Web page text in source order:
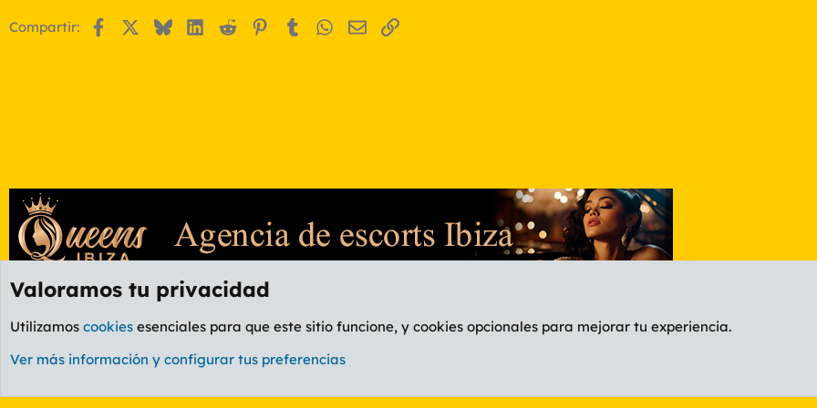
Compartir: FacebookBlueskyLinkedIn
Reddit Pinterest
Tumblr WhatsApp
EmailEnlace
Foro Ocio y Cultura
Valoramos tu privacidad
Utilizamos cookies esenciales para que este sitio funcione, y cookies opcionales para mejorar tu experiencia.
Ver más información y configurar tus preferencias